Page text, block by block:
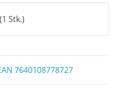
Stk.)
7640108778727